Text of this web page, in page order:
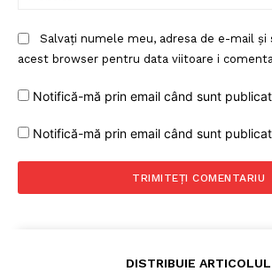
Salvați numele meu, adresa de e-mail
acest browser pentru data viitoare i
Notifică-mă prin email când sunt
Notifică-mă prin email când sunt
DISTRIBUIE ARTICOLUL